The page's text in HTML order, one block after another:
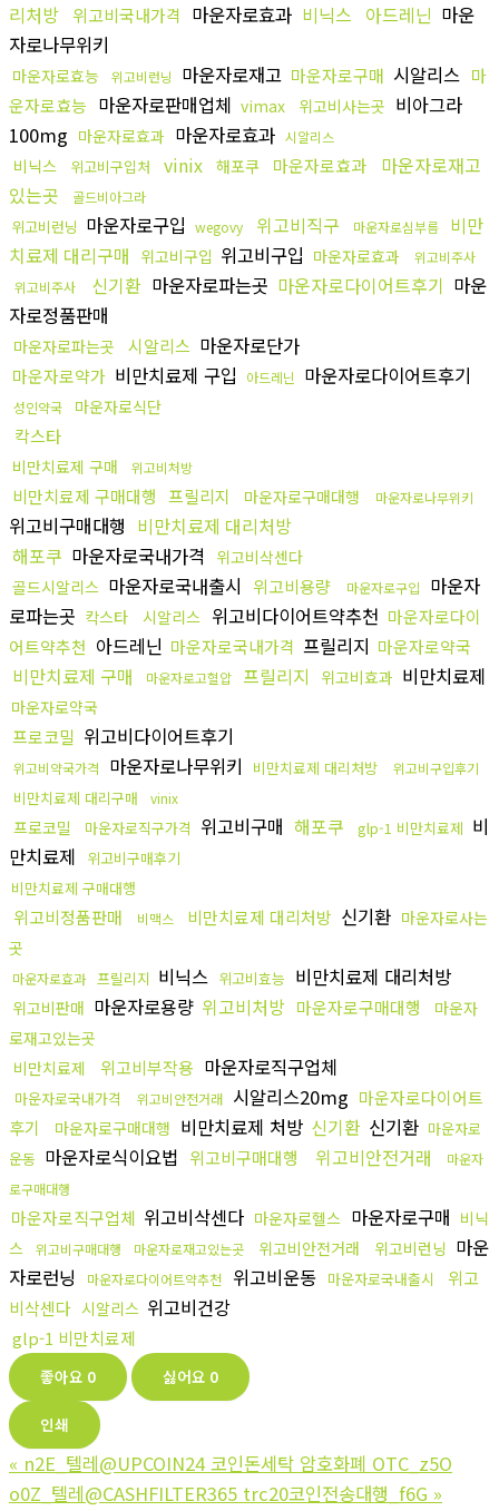
리처방
위고비국내가격 마운자로효과 비닉스 아드레닌 마운
자로나무위키
마운자로효능 위고비런닝 마운자로재고 마운자로구매 시알리스 마
운자로효능 마운자로판매업체 vimax 위고비사는곳 비아그라
100mg 마운자로효과 마운자로효과 시알리스
비닉스 위고비구입처 vinix 해포쿠 마운자로효과
마운자로재고
있는곳
골드비아그라
위고비런닝 마운자로구입 wegovy 위고비직구 마운자로심부름
비만
치료제 대리구매 위고비구입 위고비구입 마운자로효과
위고비주사
위고비주사
신기환 마운자로파는곳 마운자로다이어트후기 마운
자로정품판매
마운자로파는곳 시알리스 마운자로단가
마운자로약가 비만치료제 구입 아드레닌 마운자로다이어트후기
성인약국 마운자로식단
칵스타
비만치료제 구매 위고비처방
비만치료제 구매대행 프릴리지 마운자로구매대행 마운자로나무위키
위고비구매대행 비만치료제 대리처방
해포쿠 마운자로국내가격
위고비삭센다
골드시알리스 마운자로국내출시 위고비용량 마운자로구입
마운자
로파는곳 칵스타 시알리스 위고비다이어트약추천 마운자로다이
어트약추천 아드레닌 마운자로국내가격 프릴리지 마운자로약국
비만치료제 구매 마운자로고혈압 프릴리지 위고비효과 비만치료제
마운자로약국
프로코밀 위고비다이어트후기
위고비약국가격 마운자로나무위키 비만치료제 대리처방 위고비구입후기
비만치료제 대리구매 vinix
프로코밀 마운자로직구가격 위고비구매 해포쿠 glp-1 비만치료제 비
만치료제
위고비구매후기
비만치료제 구매대행
위고비정품판매 비맥스 비만치료제 대리처방 신기환 마운자로사는
곳
마운자로효과 프릴리지 비닉스 위고비효능 비만치료제 대리처방
위고비판매 마운자로용량 위고비처방 마운자로구매대행
마운자
로재고있는곳
비만치료제
위고비부작용 마운자로직구업체
마운자로국내가격 위고비안전거래 시알리스20mg 마운자로다이어트
후기
마운자로구매대행 비만치료제 처방 신기환 신기환 마운자로
운동 마운자로식이요법 위고비구매대행 위고비안전거래
마운자
로구매대행
마운자로직구업체 위고비삭센다 마운자로헬스 마운자로구매 비닉
스
위고비구매대행 마운자로재고있는곳 위고비안전거래 위고비런닝 마운
자로런닝
마운자로다이어트약추천 위고비운동 마운자로국내출시
위고
비삭센다 시알리스 위고비건강
glp-1 비만치료제
좋아요 0 싫어요 0
인쇄
« n2E_텔레@UPCOIN24 코인돈세탁 암호화폐 OTC_z5O
o0Z_텔레@CASHFILTER365 trc20코인전송대행_f6G »